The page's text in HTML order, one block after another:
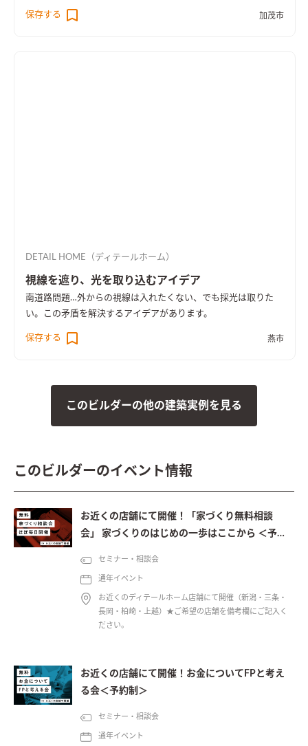
保存する
加茂市
DETAIL HOME（ディテールホーム）
視線を遮り、光を取り込むアイデア
南道路問題…外からの視線は入れたくない、でも採光は取りた
い。この矛盾を解決するアイデアがあります。
保存する 燕市
このビルダーの他の建築実例を見る
このビルダーのイベント情報
お近くの店舗にて開催！「家づくり無料相談
会」 家づくりのはじめの一歩はここから ＜予約
セミナー・相談会
通年イベント
お近くのディテールホーム店舗にて開催（新潟・三条・
長岡・柏崎・上越）★ご希望の店舗を備考欄にご記入く
ださい。
お近くの店舗にて開催！お金についてFPと考え
る会＜予約制＞
セミナー・相談会
通年イベント